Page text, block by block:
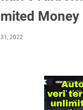
Money
2022